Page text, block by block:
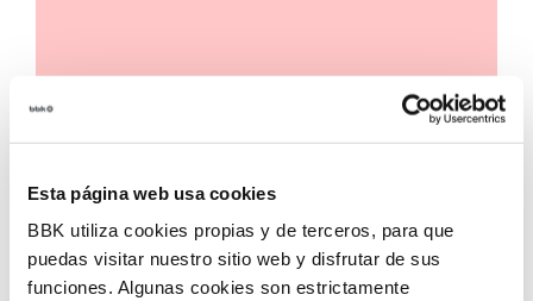
Esta página web usa cookies
BBK utiliza cookies propias y de terceros, para que
puedas visitar nuestro sitio web y disfrutar de sus
funciones. Algunas cookies son estrictamente